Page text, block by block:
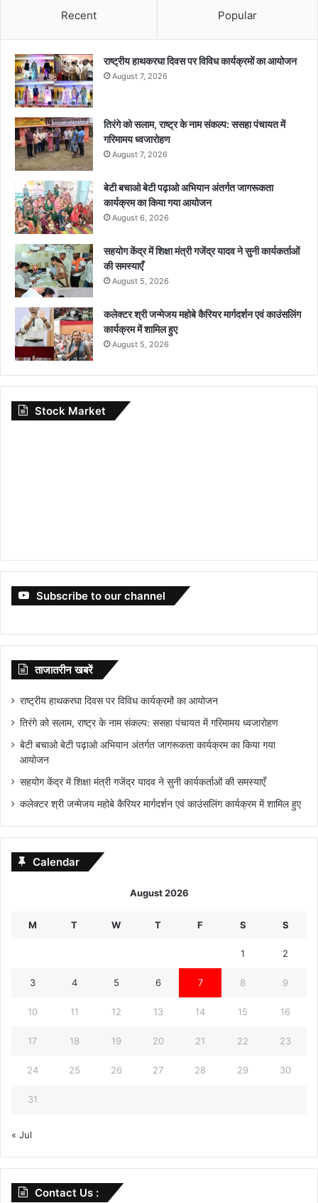
Recent Popular
राष्ट्रीय हाथकरघा दिवस पर विविध कार्यक्रमों का आयोजन
August 7, 2026
तिरंगे को सलाम, राष्ट्र के नाम संकल्प: ससहा पंचायत में
गरिमामय ध्वजारोहण
August 7, 2026
बेटी बचाओ बेटी पढ़ाओ अभियान अंतर्गत जागरूकता
कार्यक्रम का किया गया आयोजन
August 6, 2026
सहयोग केंद्र में शिक्षा मंत्री गजेंद्र यादव ने सुनी कार्यकर्ताओं
की समस्याएँ
August 5, 2026
कलेक्टर श्री जन्मेजय महोबे कैरियर मार्गदर्शन एवं काउंसलिंग
कार्यक्रम में शामिल हुए
August 5, 2026
Stock Market
Subscribe to our channel
ताजातरीन खबरें
राष्ट्रीय हाथकरघा दिवस पर विविध कार्यक्रमों का आयोजन
तिरंगे को सलाम, राष्ट्र के नाम संकल्प: ससहा पंचायत में गरिमामय ध्वजारोहण
बेटी बचाओ बेटी पढ़ाओ अभियान अंतर्गत जागरूकता कार्यक्रम का किया गया
आयोजन
सहयोग केंद्र में शिक्षा मंत्री गजेंद्र यादव ने सुनी कार्यकर्ताओं की समस्याएँ
कलेक्टर श्री जन्मेजय महोबे कैरियर मार्गदर्शन एवं काउंसलिंग कार्यक्रम में शामिल हुए
Calendar
August 2026
M T W T F S S
1 2
3 4 5 6 7 8 9
10 11 12 13 14 15 16
17 18 19 20 21 22 23
24 25 26 27 28 29 30
31
« Jul
Contact Us :